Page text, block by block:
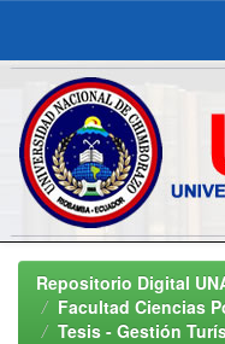
Skip
navigationRepositorio Digital
Facultad Ciencias
Tesis - Gestión